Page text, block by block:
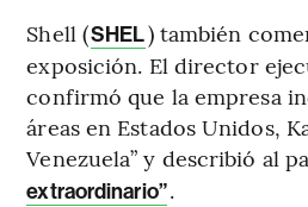
Shell (SHEL) también
exposición. El director
confirmó que la empresa
áreas en Estados Unidos,
Venezuela” y describió al
extraordinario”.